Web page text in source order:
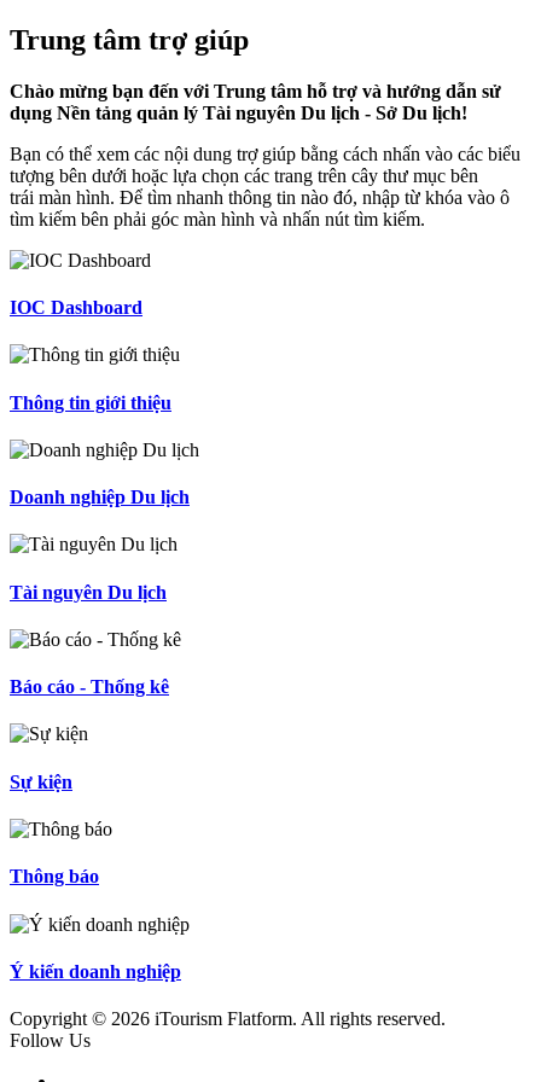
Trung tâm trợ giúp
Chào mừng bạn đến với Trung tâm hỗ trợ và hướng dẫn sử
dụng Nền tảng quản lý Tài nguyên Du lịch - Sở Du lịch!
Bạn có thể xem các nội dung trợ giúp bằng cách nhấn vào các biểu
tượng bên dưới hoặc lựa chọn các trang trên cây thư mục bên
trái màn hình. Để tìm nhanh thông tin nào đó, nhập từ khóa vào ô
tìm kiếm bên phải góc màn hình và nhấn nút tìm kiếm.
IOC Dashboard
Thông tin giới thiệu
Doanh nghiệp Du lịch
Tài nguyên Du lịch
Báo cáo - Thống kê
Sự kiện
Thông báo
Ý kiến doanh nghiệp
Copyright © 2026 iTourism Flatform. All rights reserved.
Follow Us